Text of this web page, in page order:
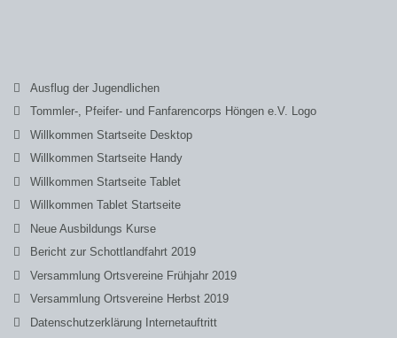
Ausflug der Jugendlichen
Tommler-, Pfeifer- und Fanfarencorps Höngen e.V. Logo
Willkommen Startseite Desktop
Willkommen Startseite Handy
Willkommen Startseite Tablet
Willkommen Tablet Startseite
Neue Ausbildungs Kurse
Bericht zur Schottlandfahrt 2019
Versammlung Ortsvereine Frühjahr 2019
Versammlung Ortsvereine Herbst 2019
Datenschutzerklärung Internetauftritt